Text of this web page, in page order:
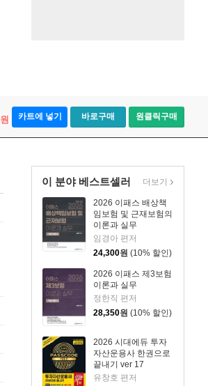
원 카트에 넣기 바로구매 원클릭구매
이 분야 베스트셀러
2026 이패스 배상책
임보험 및 근재보험의
이론과 실무
임경아 편저
24,300원 (10% 할인)
2026 이패스 제3보험
이론과 실무
정한직 편저
28,350원 (10% 할인)
2026 시대에듀 투자
자산운용사 한권으로
끝내기 ver 17
유창호 편저
더보기